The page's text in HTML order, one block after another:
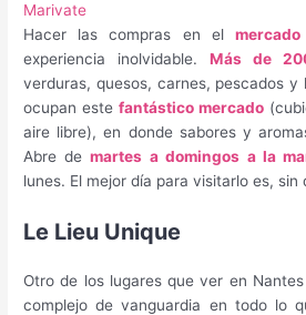
Marivate
Hacer las compras en el
experiencia inolvidable.Más de
verduras, quesos, carnes, pescados
ocupan estefantástico mercado
aire libre), en donde sabores y
Abre demartes a domingos a la
lunes. El mejor día para visitarlo es, sin
Le Lieu Unique
Otro de los lugares que ver en
complejo de vanguardia en todo lo